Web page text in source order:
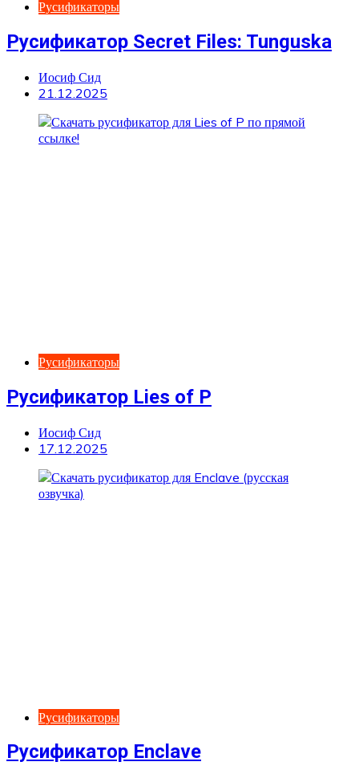
Русификаторы
Русификатор Secret Files: Tunguska
Иосиф Сид
21.12.2025
Русификаторы
Русификатор Lies of P
Иосиф Сид
17.12.2025
Русификаторы
Русификатор Enclave